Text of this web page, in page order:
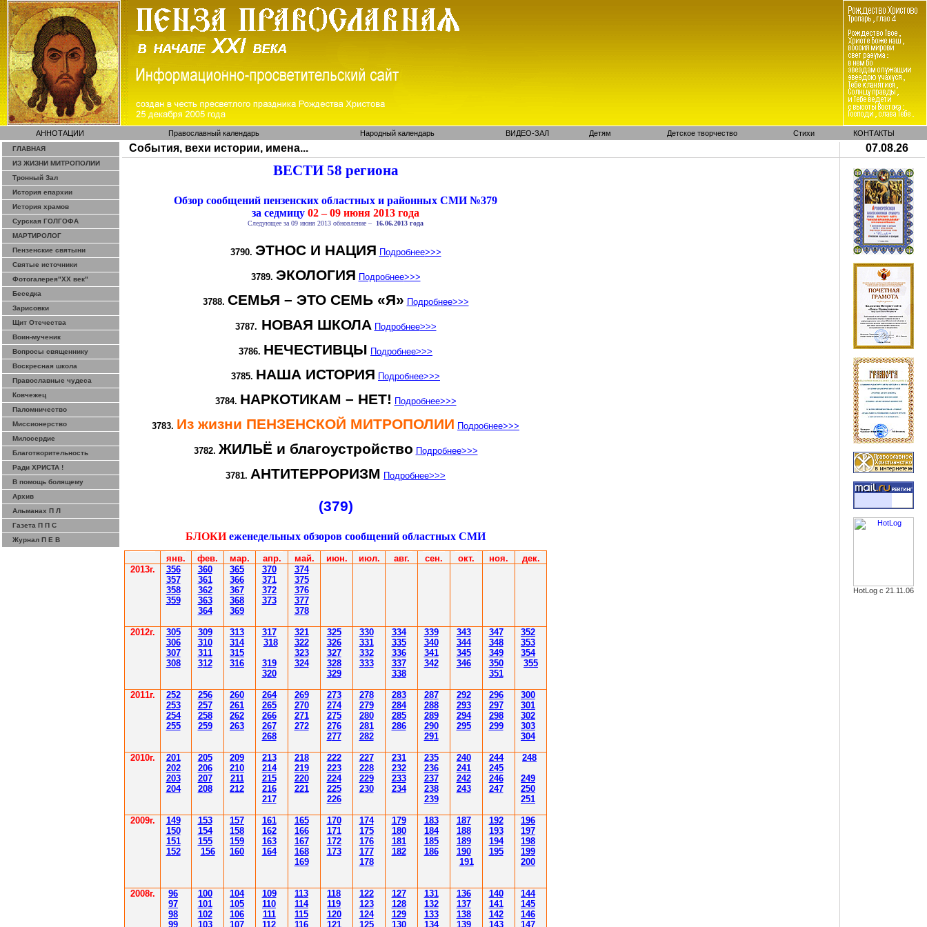
АННОТАЦИИ Православный календарь Народный календарь ВИДЕО-ЗАЛ Детям Детское творчество Стихи КОНТАКТЫ
ГЛАВНАЯ
ИЗ ЖИЗНИ МИТРОПОЛИИ
Тронный Зал
История епархии
История храмов
Сурская ГОЛГОФА
МАРТИРОЛОГ
Пензенские святыни
Святые источники
Фотогалерея"ХХ век"
Беседка
Зарисовки
Щит Отечества
Воин-мученик
Вопросы священнику
Воскресная школа
Православные чудеса
Ковчежец
Паломничество
Миссионерство
Милосердие
Благотворительность
Ради ХРИСТА !
В помощь болящему
Архив
Альманах П Л
Газета П П С
Журнал П Е В
События, вехи истории, имена... 07.08.26
ВЕСТИ 58 региона
Обзор сообщений пензенских областных и районных СМИ №379
за седмицу 02 – 09 июня 2013 года
Следующее за 09 июня 2013 обновление – 16.06.2013 года
3790. ЭТНОС И НАЦИЯ Подробнее>>>
3789. ЭКОЛОГИЯ Подробнее>>>
3788. СЕМЬЯ – ЭТО СЕМЬ «Я» Подробнее>>>
3787. НОВАЯ ШКОЛА Подробнее>>>
3786. НЕЧЕСТИВЦЫ Подробнее>>>
3785. НАША ИСТОРИЯ Подробнее>>>
3784. НАРКОТИКАМ – НЕТ! Подробнее>>>
3783. Из жизни ПЕНЗЕНСКОЙ МИТРОПОЛИИ Подробнее>>>
3782. ЖИЛЬЁ и благоустройство Подробнее>>>
3781. АНТИТЕРРОРИЗМ Подробнее>>>
(379)
БЛОКИ еженедельных обзоров сообщений областных СМИ
янв. фев. мар. апр. май. июн. июл. авг. сен. окт. ноя.
дек.
2013г.
356
357
358
359
360
361
362
363
364
365
366
367
368
369
370
371
372
373
374
375
376
377
378
2012г. 305
306
307
308
309
310
311
312
313
314
315
316
317
318
319
320
321
322
323
324
325
326
327
328
329
330
331
332
333
334
335
336
337
338
339
340
341
342
343
344
345
346
347
348
349
350
351
352
353
354
355
2011г.
252
253
254
255
256
257
258
259
260
261
262
263
264
265
266
267
268
269
270
271
272
273
274
275
276
277
278
279
280
281
282
283
284
285
286
287
288
289
290
291
292
293
294
295
296
297
298
299
300
301
302
303
304
2010г.
201
202
203
204
205
206
207
208
209
210
211
212
213
214
215
216
217
218
219
220
221
222
223
224
225
226
227
228
229
230
231
232
233
234
235
236
237
238
239
240
241
242
243
244
245
246
247
248
249
250
251
2009г.
149
150
151
152
153
154
155
156
157
158
159
160
161
162
163
164
165
166
167
168
169
170
171
172
173
174
175
176
177
178
179
180
181
182
183
184
185
186
187
188
189
190
191
192
193
194
195
196
197
198
199
200
2008г.
96
97
98
99
100
101
102
103
104
105
106
107
109
110
111
112
113
114
115
116
118
119
120
121
122
123
124
125
127
128
129
130
131
132
133
134
136
137
138
139
140
141
142
143
144
145
146
147
HotLog с 21.11.06